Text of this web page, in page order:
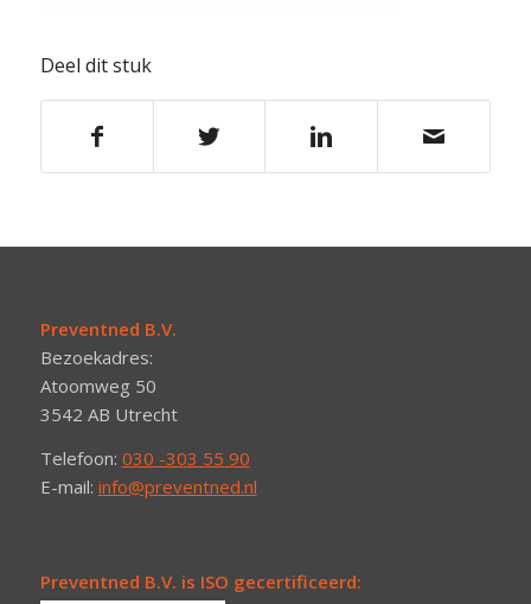
Deel dit stuk
Preventned B.V.
Bezoekadres:
Atoomweg 50
3542 AB Utrecht
Telefoon: 030 -303 55 90
E-mail: info@preventned.nl
Preventned B.V. is ISO gecertificeerd: